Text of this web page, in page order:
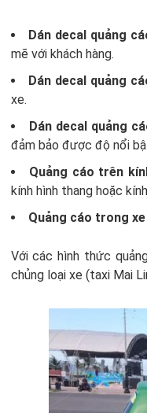
Dán decal quảng
mẽ với khách hàng.
Dán decal quảng
xe.
Dán decal quảng
đảm bảo được độ nổi
Quảng cáo trên
kính hình thang hoặc
Quảng cáo trong
Với các hình thức
chủng loại xe (taxi Mai